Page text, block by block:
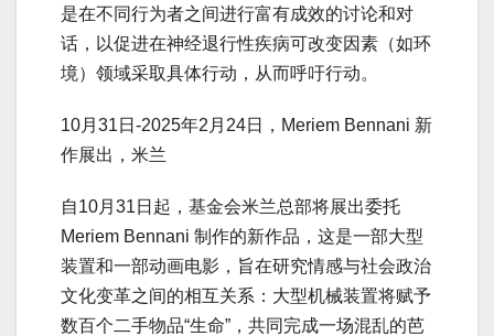
是在不同行为者之间进行富有成效的讨论和对
话，以促进在神经退行性疾病可改变因素（如环
境）领域采取具体行动，从而呼吁行动。
10月31日-2025年2月24日，Meriem Bennani 新
作展出，米兰
自10月31日起，基金会米兰总部将展出委托
Meriem Bennani 制作的新作品，这是一部大型
装置和一部动画电影，旨在研究情感与社会政治
文化变革之间的相互关系：大型机械装置将赋予
数百个二手物品“生命”，共同完成一场混乱的芭